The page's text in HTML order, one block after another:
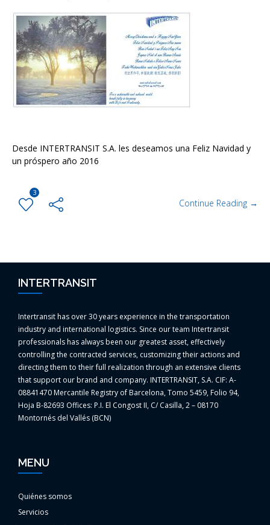
Desde INTERTRANSIT S.A. les deseamos una Feliz Navidad y
un próspero año 2016
3
Continue Reading →
INTERTRANSIT
Intertransit has over 30 years experience in the transportation
industry and international logistics. Since our team Intertransit
professionals has always been our greatest asset, effectively
controlling the contracted services, customizing their actions and
directing them to their full realization through an extensive clients
that support our brand and company. INTERTRANSIT, S.A. CIF: A-
08841470 Mercantile Registry of Barcelona, Tomo 5459, Folio 94,
Hoja B-82693 Offices: P.I. El Congost II, C/ Casilla, 2 – 08170
Montornés del Vallés (BCN)
MENU
Quiénes somos
Servicios